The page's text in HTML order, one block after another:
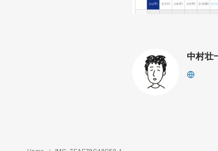
中村壮